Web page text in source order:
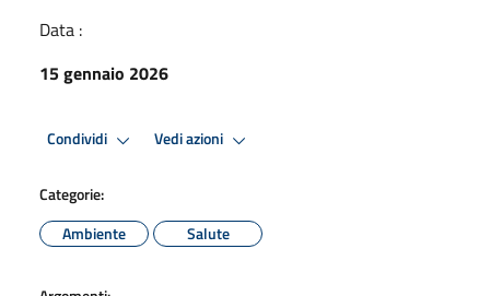
Data :
15 gennaio 2026
Condividi Vedi azioni
Categorie:
Ambiente
Salute